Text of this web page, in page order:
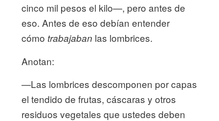
cinco mil pesos el kilo—, pero antes de
eso. Antes de eso debían entender
cómo trabajaban las lombrices.
Anotan:
—Las lombrices descomponen por capas
el tendido de frutas, cáscaras y otros
residuos vegetales que ustedes deben